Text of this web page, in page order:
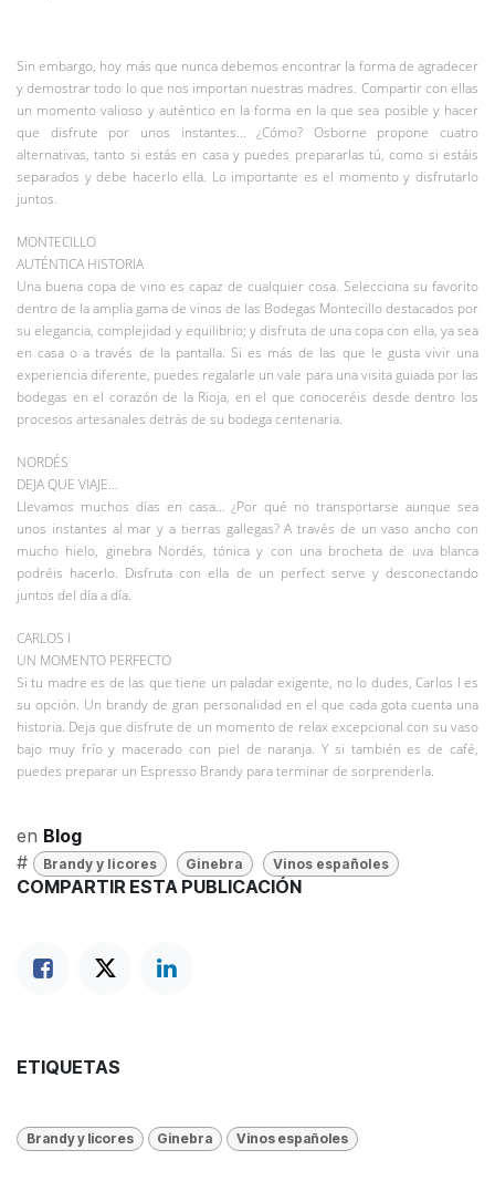
Sin embargo, hoy más que nunca debemos encontrar la forma de agradecer
y demostrar todo lo que nos importan nuestras madres. Compartir con ellas
un momento valioso y auténtico en la forma en la que sea posible y hacer
que disfrute por unos instantes… ¿Cómo? Osborne propone cuatro
alternativas, tanto si estás en casa y puedes prepararlas tú, como si estáis
separados y debe hacerlo ella. Lo importante es el momento y disfrutarlo
juntos.
MONTECILLO
AUTÉNTICA HISTORIA
Una buena copa de vino es capaz de cualquier cosa. Selecciona su favorito
dentro de la amplia gama de vinos de las Bodegas Montecillo destacados por
su elegancia, complejidad y equilibrio; y disfruta de una copa con ella, ya sea
en casa o a través de la pantalla. Si es más de las que le gusta vivir una
experiencia diferente, puedes regalarle un vale para una visita guiada por las
bodegas en el corazón de la Rioja, en el que conoceréis desde dentro los
procesos artesanales detrás de su bodega centenaria.
NORDÉS
DEJA QUE VIAJE…
Llevamos muchos días en casa… ¿Por qué no transportarse aunque sea
unos instantes al mar y a tierras gallegas? A través de un vaso ancho con
mucho hielo, ginebra Nordés, tónica y con una brocheta de uva blanca
podréis hacerlo. Disfruta con ella de un perfect serve y desconectando
juntos del día a día.
CARLOS I
UN MOMENTO PERFECTO
Si tu madre es de las que tiene un paladar exigente, no lo dudes, Carlos I es
su opción. Un brandy de gran personalidad en el que cada gota cuenta una
historia. Deja que disfrute de un momento de relax excepcional con su vaso
bajo muy frío y macerado con piel de naranja. Y si también es de café,
puedes preparar un Espresso Brandy para terminar de sorprenderla.
en Blog
#
Brandy y licores Ginebra Vinos españoles
COMPARTIR ESTA PUBLICACIÓN
ETIQUETAS
Brandy y licores Ginebra Vinos españoles